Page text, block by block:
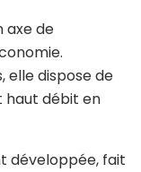
axe de
elle dispose de
haut débit en
développée, fait